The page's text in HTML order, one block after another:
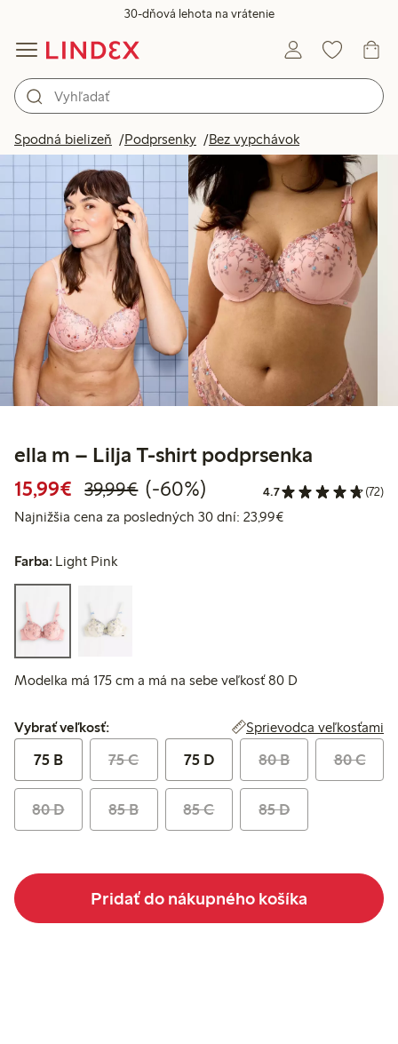
30-dňová lehota na vrátenie
Spodná bielizeň Podprsenky Bez vypchávok
Produkty na obrázku
ella m – Lilja T-shirt podprsenka
15,99€ Zvýhodnená cena: 15,99 €
39,99€Bežná cena: 39,99 €
60% zľava
(-60%) 4.7 (72)
Najnižšia cena za posledných 30 dní: 23,99€Najnižšia cena za
Farba: Light Pink
Modelka má 175 cm a má na sebe veľkosť 80 D
Vybrať veľkosť:
Vybrať veľkosť: Sprievodca veľkosťami
75 B 75 C 75 D 80 B 80 C
80 D 85 B 85 C 85 D
Pridať do nákupného košíka